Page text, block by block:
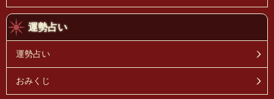
運勢占い
運勢占い
おみくじ